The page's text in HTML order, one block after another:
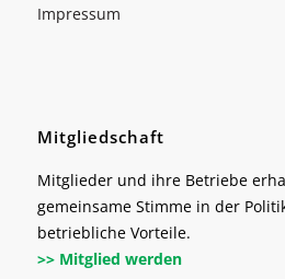
Impressum
Mitgliedschaft
Mitglieder und ihre Betriebe
gemeinsame Stimme in der
betriebliche Vorteile.
>> Mitglied werden